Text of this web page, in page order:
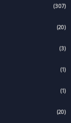
(307)
(20)
(3)
(1)
(1)
(20)